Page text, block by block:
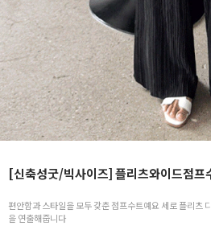
[신축성굿/빅사이즈] 플리츠와이드점프
편안함과 스타일을 모두 갖춘 점프수트예요 세로 플리츠
을 연출해줍니다